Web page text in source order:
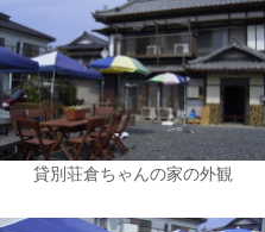
貸別荘倉ちゃんの家の外観